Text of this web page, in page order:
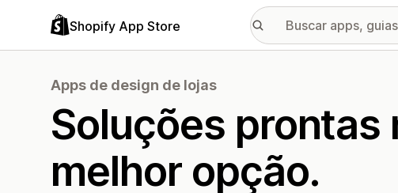
Shopify App Store
Apps de design de lojas
Soluções prontas
melhor opção.